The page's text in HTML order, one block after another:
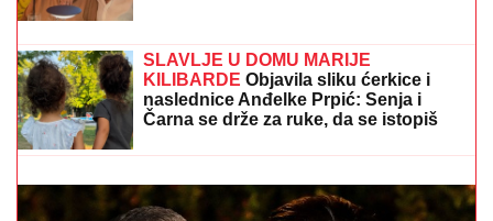
rijaliti učesnici puno srce (FOTO)